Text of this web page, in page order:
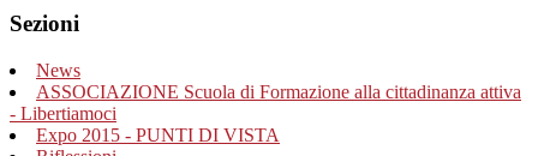
Sezioni
News
ASSOCIAZIONE Scuola di Formazione alla cittadinanza attiva
- Libertiamoci
Expo 2015 - PUNTI DI VISTA